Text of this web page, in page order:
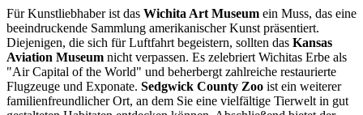
Für Kunstliebhaber ist das Wichita Art Museum ein Muss, das eine
beeindruckende Sammlung amerikanischer Kunst präsentiert.
Diejenigen, die sich für Luftfahrt begeistern, sollten das Kansas
Aviation Museum nicht verpassen. Es zelebriert Wichitas Erbe als
"Air Capital of the World" und beherbergt zahlreiche restaurierte
Flugzeuge und Exponate. Sedgwick County Zoo ist ein weiterer
familienfreundlicher Ort, an dem Sie eine vielfältige Tierwelt in gut